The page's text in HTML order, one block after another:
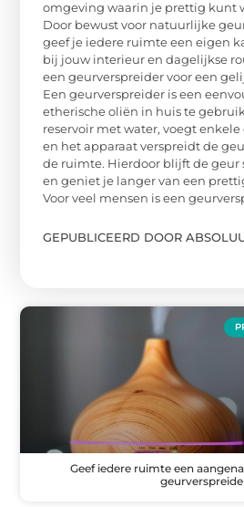
omgeving waarin je prettig kunt
Door bewust voor natuurlijke
geef je iedere ruimte een eigen
bij jouw interieur en dagelijkse
een geurverspreider voor een
Een geurverspreider is een
etherische oliën in huis te
reservoir met water, voegt
en het apparaat verspreidt de
de ruimte. Hierdoor blijft de geur
en geniet je langer van een
Voor veel mensen is een
GEPUBLICEERD DOOR
Geef iedere ruimte een